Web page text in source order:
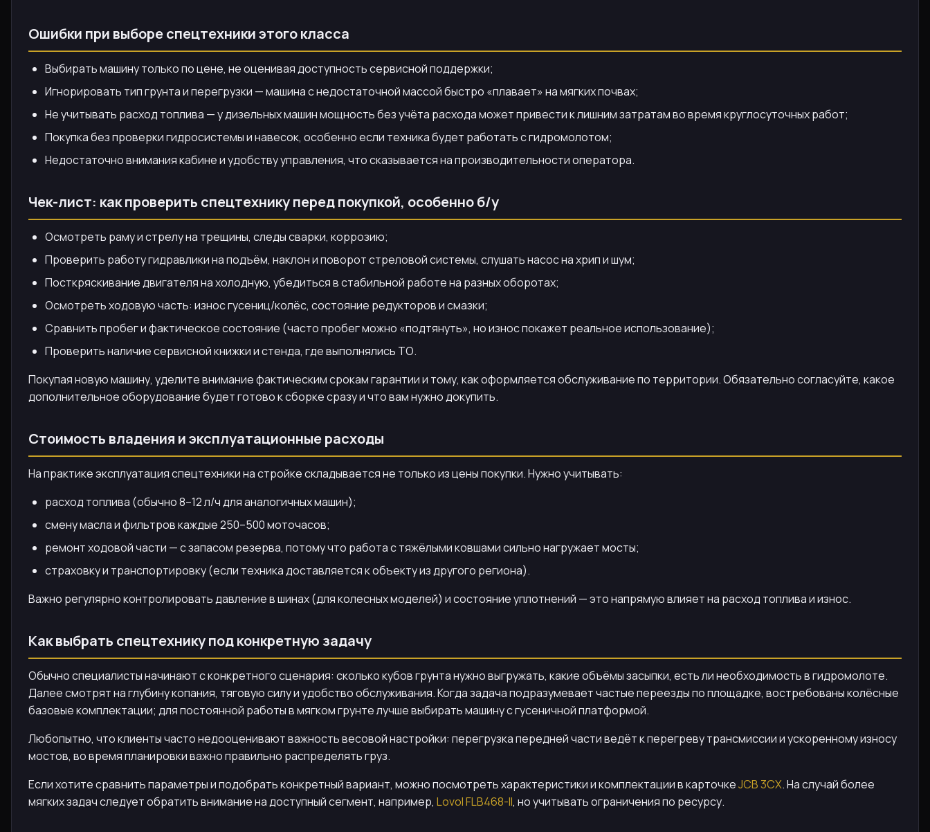
Ошибки при выборе спецтехники этого класса
Выбирать машину только по цене, не оценивая доступность сервисной поддержки;
Игнорировать тип грунта и перегрузки — машина с недостаточной массой быстро «плавает» на мягких почвах;
Не учитывать расход топлива — у дизельных машин мощность без учёта расхода может привести к лишним затратам во время круглосуточных работ;
Покупка без проверки гидросистемы и навесок, особенно если техника будет работать с гидромолотом;
Недостаточно внимания кабине и удобству управления, что сказывается на производительности оператора.
Чек-лист: как проверить спецтехнику перед покупкой, особенно б/у
Осмотреть раму и стрелу на трещины, следы сварки, коррозию;
Проверить работу гидравлики на подъём, наклон и поворот стреловой системы, слушать насос на хрип и шум;
Посткряскивание двигателя на холодную, убедиться в стабильной работе на разных оборотах;
Осмотреть ходовую часть: износ гусениц/колёс, состояние редукторов и смазки;
Сравнить пробег и фактическое состояние (часто пробег можно «подтянуть», но износ покажет реальное использование);
Проверить наличие сервисной книжки и стенда, где выполнялись ТО.
Покупая новую машину, уделите внимание фактическим срокам гарантии и тому, как оформляется обслуживание по территории. Обязательно согласуйте, какое
дополнительное оборудование будет готово к сборке сразу и что вам нужно докупить.
Стоимость владения и эксплуатационные расходы
На практике эксплуатация спецтехники на стройке складывается не только из цены покупки. Нужно учитывать:
расход топлива (обычно 8–12 л/ч для аналогичных машин);
смену масла и фильтров каждые 250–500 моточасов;
ремонт ходовой части — с запасом резерва, потому что работа с тяжёлыми ковшами сильно нагружает мосты;
страховку и транспортировку (если техника доставляется к объекту из другого региона).
Важно регулярно контролировать давление в шинах (для колесных моделей) и состояние уплотнений — это напрямую влияет на расход топлива и износ.
Как выбрать спецтехнику под конкретную задачу
Обычно специалисты начинают с конкретного сценария: сколько кубов грунта нужно выгружать, какие объёмы засыпки, есть ли необходимость в гидромолоте.
Далее смотрят на глубину копания, тяговую силу и удобство обслуживания. Когда задача подразумевает частые переезды по площадке, востребованы колёсные
базовые комплектации; для постоянной работы в мягком грунте лучше выбирать машину с гусеничной платформой.
Любопытно, что клиенты часто недооценивают важность весовой настройки: перегрузка передней части ведёт к перегреву трансмиссии и ускоренному износу
мостов, во время планировки важно правильно распределять груз.
Если хотите сравнить параметры и подобрать конкретный вариант, можно посмотреть характеристики и комплектации в карточкеJCB 3CX. На случай более
мягких задач следует обратить внимание на доступный сегмент, например, Lovol FLB468-II, но учитывать ограничения по ресурсу.